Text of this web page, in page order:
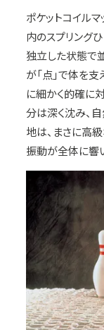
ポケットコイルマ
内のスプリング
独立した状態で
が「点」で体を
に細かく的確に
分は深く沈み、
地は、まさに高
振動が全体に響